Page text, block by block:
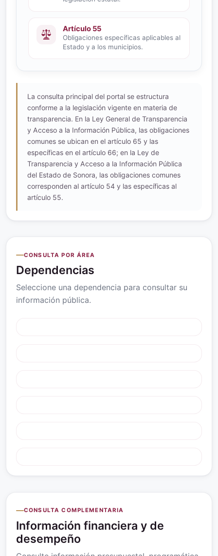
Artículo 55
Obligaciones específicas aplicables al
Estado y a los municipios.
La consulta principal del portal se estructura
conforme a la legislación vigente en materia de
transparencia. En la Ley General de Transparencia
y Acceso a la Información Pública, las obligaciones
comunes se ubican en el artículo 65 y las
específicas en el artículo 66; en la Ley de
Transparencia y Acceso a la Información Pública
del Estado de Sonora, las obligaciones comunes
corresponden al artículo 54 y las específicas al
artículo 55.
CONSULTA POR ÁREA
Dependencias
Seleccione una dependencia para consultar su
información pública.
CONSULTA COMPLEMENTARIA
Información financiera y de
desempeño